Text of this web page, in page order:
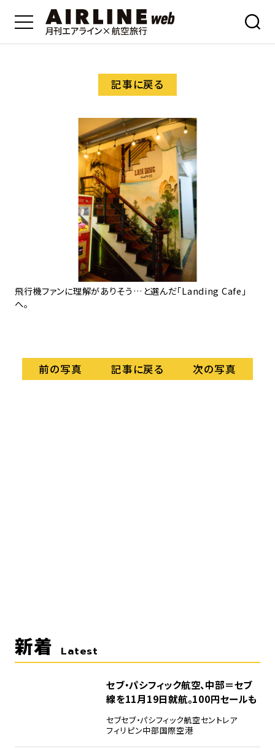
記事に戻る
飛行機ファンに理解がありそう…と選んだ「Landing Cafe」
へ。
前の写真 記事に戻る 次の写真
新着 Latest
セブ・パシフィック航空、中部＝セブ
線を11月19日就航。100円セールも
セブセブ・パシフィック航空セントレア
フィリピン中部国際空港